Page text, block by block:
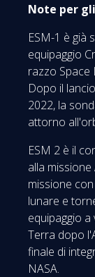
Note per
ESM-1 è già
equipaggio
razzo Space
Dopo il
2022, la
attorno
ESM 2 è il
alla
missione
lunare e
equipaggio
Terra dopo
finale di
NASA.